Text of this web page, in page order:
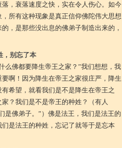
，衰落速度之快，实在令人伤心。如今
所有这种现象是真正信仰佛陀伟大思想
，是那些没出息的佛弟子制造出来的，
，别忘了本
么佛都要降生帝王之家？”我们想想，我
啊！因为降生在帝王之家很庄严，降生
希望，就看我们是不是降生在帝王之
？我们是不是帝王的种姓？（有人
是佛弟子。”）佛是法王，我们是法王的
是法王的种姓，忘记了就等于是忘本